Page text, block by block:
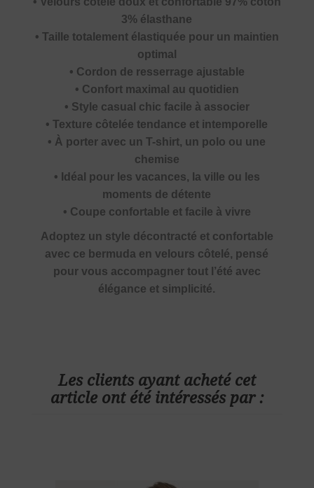
3% élasthane
• Taille totalement élastiquée pour un maintien
optimal
• Cordon de resserrage ajustable
• Confort maximal au quotidien
• Style casual chic facile à associer
• Texture côtelée tendance et intemporelle
• À porter avec un T-shirt, un polo ou une
chemise
• Idéal pour les vacances, la ville ou les
moments de détente
• Coupe confortable et facile à vivre
Adoptez un style décontracté et confortable
avec ce bermuda en velours côtelé, pensé
pour vous accompagner tout l’été avec
élégance et simplicité.
Les clients ayant acheté cet
article ont été intéressés par :